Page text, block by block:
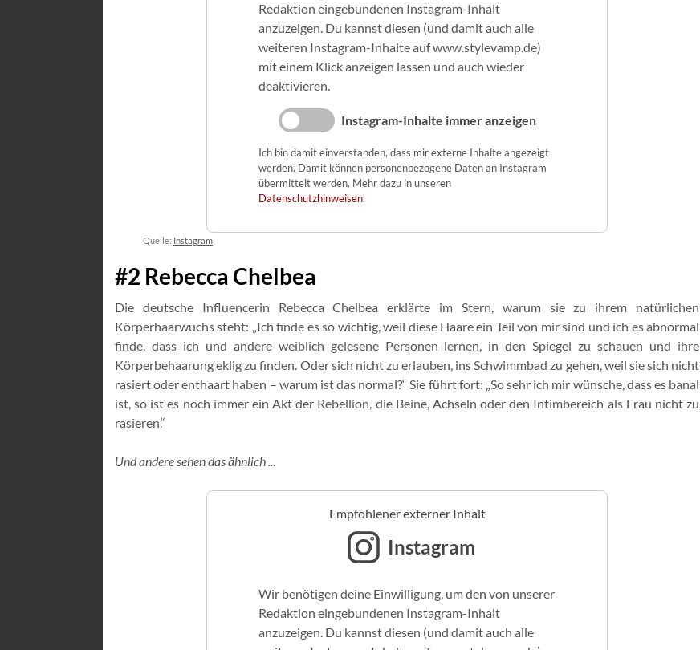
Redaktion eingebundenen Instagram-Inhalt
anzuzeigen. Du kannst diesen (und damit auch alle
weiteren Instagram-Inhalte auf www.stylevamp.de)
mit einem Klick anzeigen lassen und auch wieder
deaktivieren.
Instagram-Inhalte immer anzeigen
Ich bin damit einverstanden, dass mir externe Inhalte angezeigt
werden. Damit können personenbezogene Daten an Instagram
übermittelt werden. Mehr dazu in unseren
Datenschutzhinweisen.
Quelle: Instagram
#2 Rebecca Chelbea
Die deutsche Influencerin Rebecca Chelbea erklärte im Stern, warum sie zu ihrem natürlichen
Körperhaarwuchs steht: „Ich finde es so wichtig, weil diese Haare ein Teil von mir sind und ich es abnormal
finde, dass ich und andere weiblich gelesene Personen lernen, in den Spiegel zu schauen und ihre
Körperbehaarung eklig zu finden. Oder sich nicht zu erlauben, ins Schwimmbad zu gehen, weil sie sich nicht
rasiert oder enthaart haben – warum ist das normal?“ Sie führt fort: „So sehr ich mir wünsche, dass es banal
ist, so ist es noch immer ein Akt der Rebellion, die Beine, Achseln oder den Intimbereich als Frau nicht zu
rasieren.“
Und andere sehen das ähnlich ...
Empfohlener externer Inhalt
Instagram
Wir benötigen deine Einwilligung, um den von unserer
Redaktion eingebundenen Instagram-Inhalt
anzuzeigen. Du kannst diesen (und damit auch alle